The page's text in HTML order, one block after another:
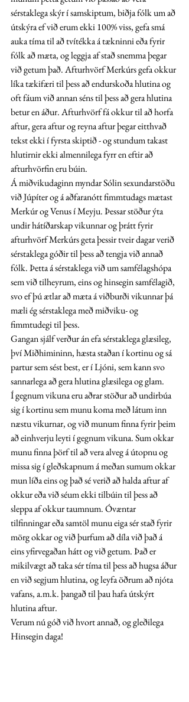
sérstaklega skýr í samskiptum, biðja fólk um að
útskýra ef við erum ekki 100% viss, gefa smá
auka tíma til að tvítékka á tækninni eða fyrir
fólk að mæta, og leggja af stað snemma þegar
við getum það. Afturhvörf Merkúrs gefa okkur
líka tækifæri til þess að endurskoða hlutina og
oft fáum við annan séns til þess að gera hlutina
betur en áður. Afturhvörf fá okkur til að horfa
aftur, gera aftur og reyna aftur þegar eitthvað
tekst ekki í fyrsta skiptið - og stundum takast
hlutirnir ekki almennilega fyrr en eftir að
afturhvörfin eru búin.
Á miðvikudaginn myndar Sólin sexundarstöðu
við Júpíter og á aðfaranótt fimmtudags mætast
Merkúr og Venus í Meyju. Þessar stöður ýta
undir hátíðarskap vikunnar og þrátt fyrir
afturhvörf Merkúrs geta þessir tveir dagar verið
sérstaklega góðir til þess að tengja við annað
fólk. Þetta á sérstaklega við um samfélagshópa
sem við tilheyrum, eins og hinsegin samfélagið,
svo ef þú ætlar að mæta á viðburði vikunnar þá
mæli ég sérstaklega með miðviku- og
fimmtudegi til þess.
Gangan sjálf verður án efa sérstaklega glæsileg,
því Miðhimininn, hæsta staðan í kortinu og sá
partur sem sést best, er í Ljóni, sem kann svo
sannarlega að gera hlutina glæsilega og glam.
Í gegnum vikuna eru aðrar stöður að undirbúa
sig í kortinu sem munu koma með látum inn
næstu vikurnar, og við munum finna fyrir þeim
að einhverju leyti í gegnum vikuna. Sum okkar
munu finna þörf til að vera alveg á útopnu og
missa sig í gleðskapnum á meðan sumum okkar
mun líða eins og það sé verið að halda aftur af
okkur eða við séum ekki tilbúin til þess að
sleppa af okkur taumnum. Óvæntar
tilfinningar eða samtöl munu eiga sér stað fyrir
mörg okkar og við þurfum að díla við það á
eins yfirvegaðan hátt og við getum. Það er
mikilvægt að taka sér tíma til þess að hugsa áður
en við segjum hlutina, og leyfa öðrum að njóta
vafans, a.m.k. þangað til þau hafa útskýrt
hlutina aftur.
Verum nú góð við hvort annað, og gleðilega
Hinsegin daga!